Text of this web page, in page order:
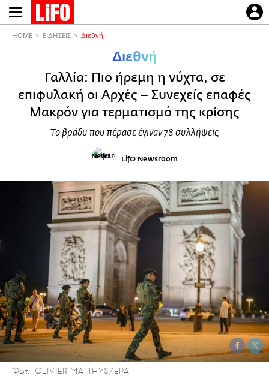
Παράκαμψη
προς
HOME ΕΙΔΗΣΕΙΣ Διεθνή
Διεθνή
Γαλλία: Πιο ήρεμη η νύχτα, σε
επιφυλακή οι Αρχές – Συνεχείς επαφές
Μακρόν για τερματισμό της κρίσης
Το βράδυ που πέρασε έγιναν 78 συλλήψεις
LifO Newsroom
Φωτ.: OLIVIER MATTHYS/EPA